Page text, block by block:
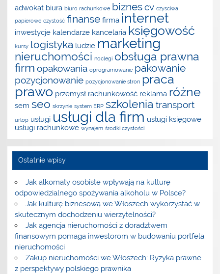
adwokat biura biuro rachunkowe biznescv czysciwa
papierowe czystość finanse firma internet
inwestycje kalendarze kancelaria księgowość
kursy logistyka ludzie marketing
nieruchomości noclegi obsługa prawna
firm opakowania oprogramowanie pakowanie
pozycjonowanie pozycjonowanie stron praca
prawo przemysł rachunkowość reklama różne
sem seo skrzynie system ERP szkolenia transport
urlop usługi usługi dla firm usługi księgowe
usługi rachunkowe wynajem środki czystości
Ostatnie wpisy
Jak alkomaty osobiste wpływają na kulturę
odpowiedzialnego spożywania alkoholu w Polsce?
Jak kulturę biznesową we Włoszech wykorzystać w
skutecznym dochodzeniu wierzytelności?
Jak agencja nieruchomości z doradztwem
finansowym pomaga inwestorom w budowaniu portfela
nieruchomości
Zakup nieruchomości we Włoszech: Ryzyka prawne
z perspektywy polskiego prawnika